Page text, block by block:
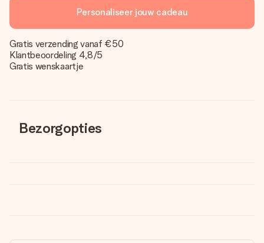
Personaliseer jouw cadeau
Gratis verzending vanaf €50
Klantbeoordeling 4,8/5
Gratis wenskaartje
Bezorgopties